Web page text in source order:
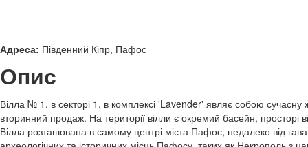
Адреса: Південний Кіпр, Пафос
Опис
Вілла № 1, в секторі 1, в комплексі 'Lavender' являє собою сучасну
вторинний продаж. На території вілли є окремий басейн, просторі
Вілла розташована в самому центрі міста Пафос, недалеко від